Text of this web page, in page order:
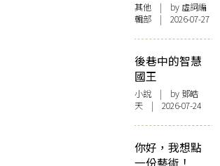
其他 | by 虛詞編
輯部 | 2026-07-27
後巷中的智慧
國王
小說 | by 鄧皓
天 | 2026-07-24
你好，我想點